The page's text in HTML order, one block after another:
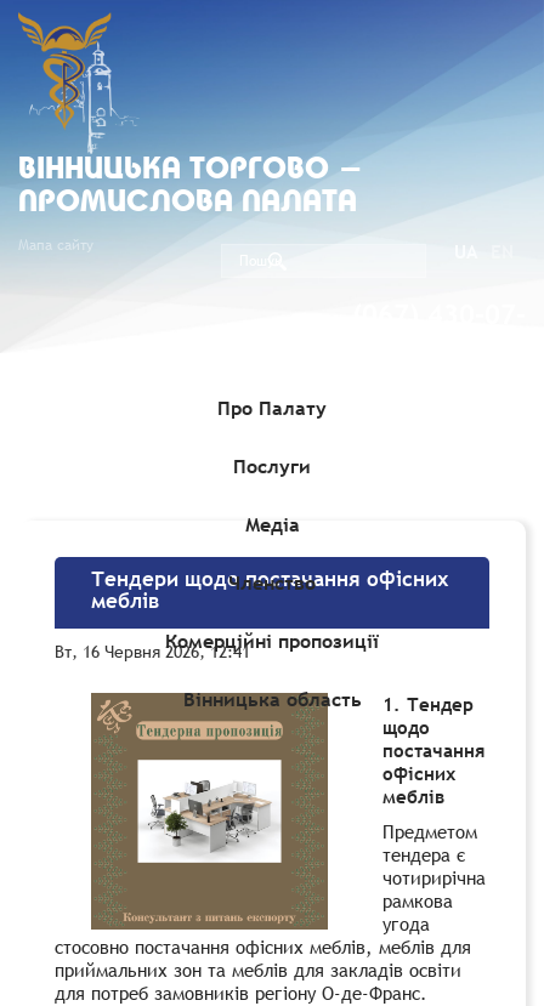
ВIННИЦЬКА ТОРГОВО -
ПРОМИСЛОВА ПАЛАТА
Мапа сайту
Про Палату
Послуги
Медіа
Членство
Комерційні пропозиції
Вінницька область
Комерційні пропозиції»Тендери щодо постачання
Тендери щодо постачання офісних
меблів
Вт, 16 Червня 2026, 12:41
1. Тендер
щодо
постачання
офісних
меблів
Предметом
тендера є
чотирирічна
рамкова
угода
стосовно постачання офісних меблів, меблів для
приймальних зон та меблів для закладів освіти
для потреб замовників регіону О-де-Франс.